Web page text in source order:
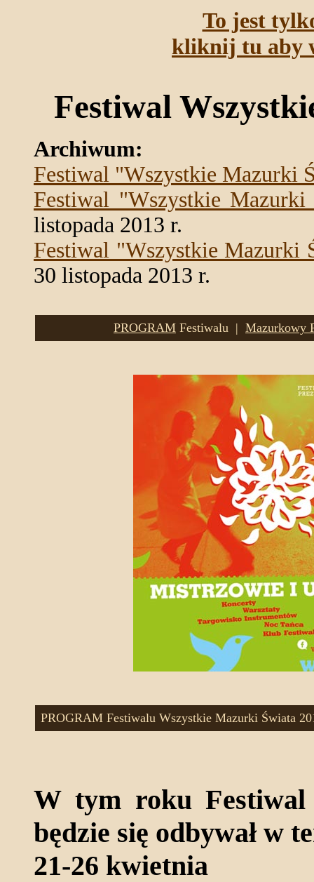
To jest
kliknij tu aby
Festiwal
Archiwum:
Festiwal "Wszystkie Mazurki
Festiwal "Wszystkie
listopada 2013 r.
Festiwal "Wszystkie Mazurki
30 listopada 2013 r.
PROGRAM Festiwalu | Mazurkowy
PROGRAM Festiwalu Wszystkie Mazurki Świata
W tym roku Festiwal
będzie się odbywał w
21-26 kwietnia